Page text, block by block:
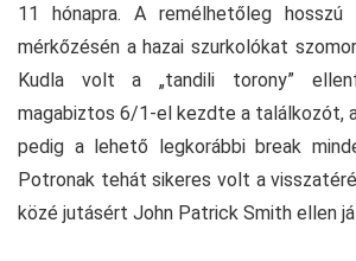
11 hónapra. A remélhetőleg
mérkőzésén a hazai szurkolókat
Kudla volt a „tandili torony”
magabiztos 6/1-el kezdte a találkozót,
pedig a lehető legkorábbi break
Potronak tehát sikeres volt a
közé jutásért John Patrick Smith ellen